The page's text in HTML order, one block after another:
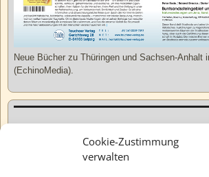
Cookie-Zustimmung
verwalten
Neue Bücher zu Thüringen und Sachsen-Anhalt
(EchinoMedia).